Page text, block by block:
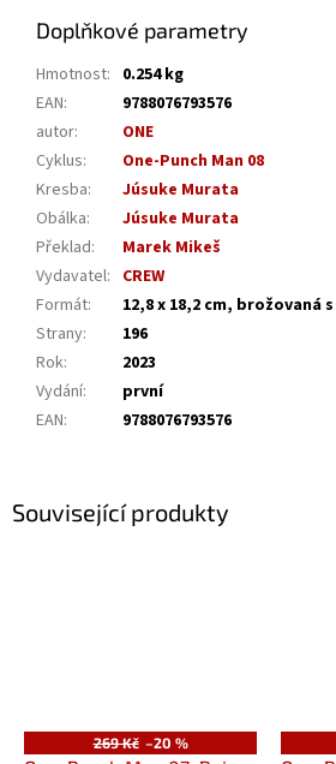
Související produkty
269 Kč –20 %
Doplňkové parametry
Hmotnost: 0.254 kg
EAN:
9788076793576
autor:
ONE
Cyklus:
One-Punch Man 08
Kresba:
Júsuke Murata
Obálka:
Júsuke Murata
Překlad:
Marek Mikeš
Vydavatel: CREW
Formát:
12,8 x 18,2 cm, brožovaná
Strany:
196
Rok:
2023
Vydání:
první
EAN: 9788076793576